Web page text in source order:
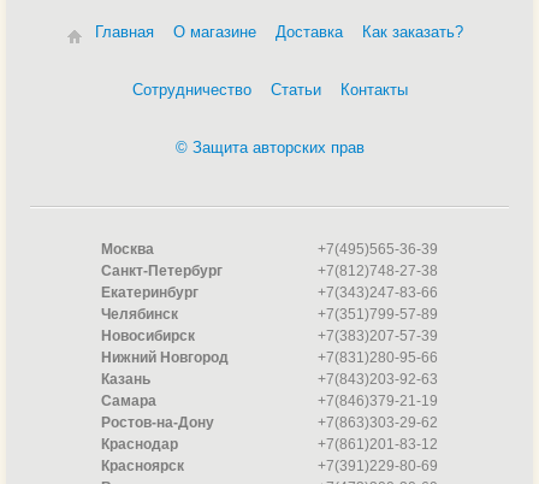
Главная О магазине Доставка Как заказать?
Сотрудничество Статьи Контакты
© Защита авторских прав
Москва
+7(495)565-36-39
Санкт-Петербург
+7(812)748-27-38
Екатеринбург
+7(343)247-83-66
Челябинск
+7(351)799-57-89
Новосибирск
+7(383)207-57-39
Нижний Новгород
+7(831)280-95-66
Казань
+7(843)203-92-63
Самара
+7(846)379-21-19
Ростов-на-Дону
+7(863)303-29-62
Краснодар
+7(861)201-83-12
Красноярск
+7(391)229-80-69